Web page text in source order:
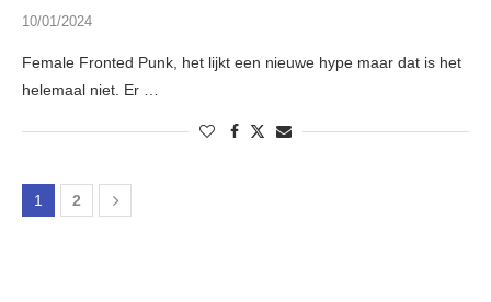
10/01/2024
Female Fronted Punk, het lijkt een nieuwe hype maar dat is het
helemaal niet. Er …
1 2